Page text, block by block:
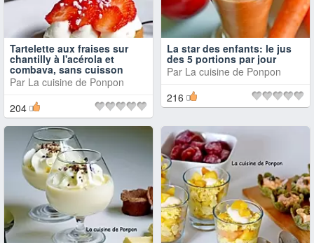
Tartelette aux fraises sur
chantilly à l'acérola et
combava, sans cuisson
Par La cuisine de Ponpon
204
La star des enfants: le jus
des 5 portions par jour
Par La cuisine de Ponpon
216